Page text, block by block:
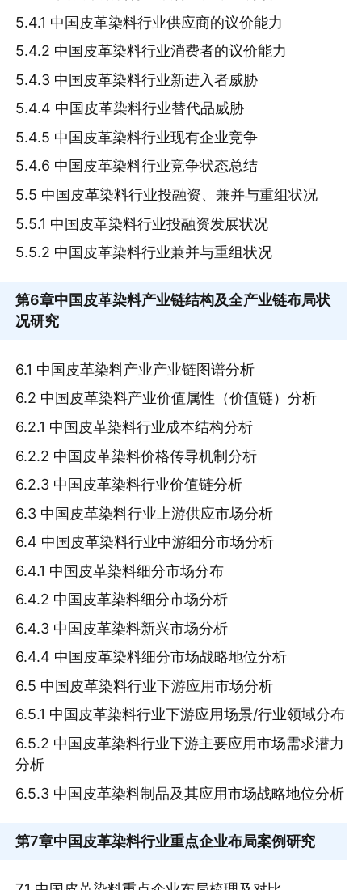
5.4.1 中国皮革染料行业供应商的议价能力
5.4.2 中国皮革染料行业消费者的议价能力
5.4.3 中国皮革染料行业新进入者威胁
5.4.4 中国皮革染料行业替代品威胁
5.4.5 中国皮革染料行业现有企业竞争
5.4.6 中国皮革染料行业竞争状态总结
5.5 中国皮革染料行业投融资、兼并与重组状况
5.5.1 中国皮革染料行业投融资发展状况
5.5.2 中国皮革染料行业兼并与重组状况
第6章中国皮革染料产业链结构及全产业链布局状
况研究
6.1 中国皮革染料产业产业链图谱分析
6.2 中国皮革染料产业价值属性（价值链）分析
6.2.1 中国皮革染料行业成本结构分析
6.2.2 中国皮革染料价格传导机制分析
6.2.3 中国皮革染料行业价值链分析
6.3 中国皮革染料行业上游供应市场分析
6.4 中国皮革染料行业中游细分市场分析
6.4.1 中国皮革染料细分市场分布
6.4.2 中国皮革染料细分市场分析
6.4.3 中国皮革染料新兴市场分析
6.4.4 中国皮革染料细分市场战略地位分析
6.5 中国皮革染料行业下游应用市场分析
6.5.1 中国皮革染料行业下游应用场景/行业领域分布
6.5.2 中国皮革染料行业下游主要应用市场需求潜力
分析
6.5.3 中国皮革染料制品及其应用市场战略地位分析
第7章中国皮革染料行业重点企业布局案例研究